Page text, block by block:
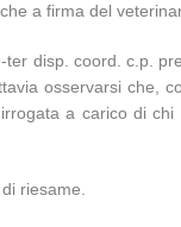
a firma del
disp. coord. c.p.
osservarsi che,
a carico di
riesame.